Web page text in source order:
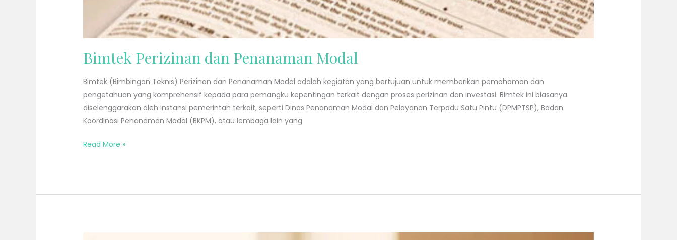
Bimtek Perizinan dan Penanaman Modal
Bimtek (Bimbingan Teknis) Perizinan dan Penanaman Modal adalah kegiatan yang bertujuan untuk memberikan pemahaman dan
pengetahuan yang komprehensif kepada para pemangku kepentingan terkait dengan proses perizinan dan investasi. Bimtek ini biasanya
diselenggarakan oleh instansi pemerintah terkait, seperti Dinas Penanaman Modal dan Pelayanan Terpadu Satu Pintu (DPMPTSP), Badan
Koordinasi Penanaman Modal (BKPM), atau lembaga lain yang
Read More »